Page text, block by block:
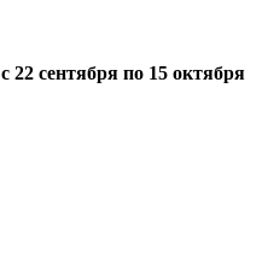
с 22 сентября по 15 октября